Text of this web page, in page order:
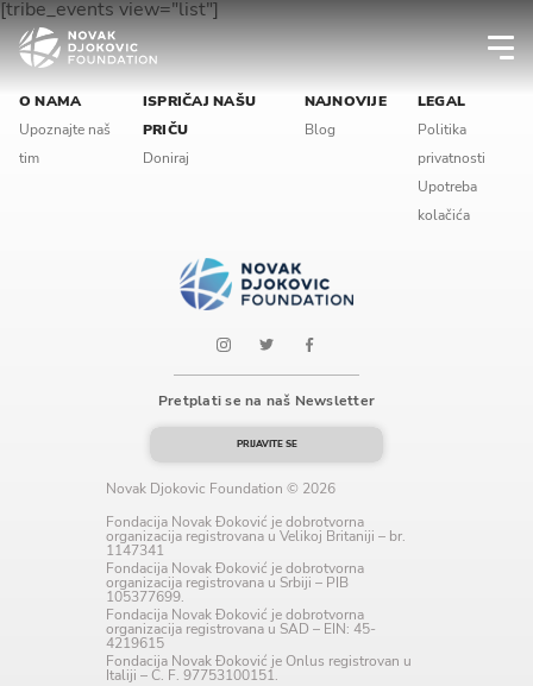
[tribe_events view="list"]
O NAMA
Upoznajte naš
tim
ISPRIČAJ NAŠU
PRIČU
Doniraj
NAJNOVIJE
Blog
LEGAL
Politika
privatnosti
Upotreba
kolačića
Pretplati se na naš Newsletter
PRIJAVITE SE
Novak Djokovic Foundation © 2026
Fondacija Novak Đoković je dobrotvorna
organizacija registrovana u Velikoj Britaniji – br.
1147341
Fondacija Novak Đoković je dobrotvorna
organizacija registrovana u Srbiji – PIB
105377699.
Fondacija Novak Đoković je dobrotvorna
organizacija registrovana u SAD – EIN: 45-
4219615
Fondacija Novak Đoković je Onlus registrovan u
Italiji – C. F. 97753100151.
Newsletter preferences
MM / DD
Language preference
Serbian
English